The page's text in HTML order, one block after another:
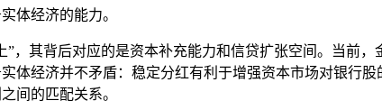
体经济的能力。
”，其背后对应的是资本补充能力和信贷扩张空间。当前
实体经济并不矛盾：稳定分红有利于增强资本市场对银
间的匹配关系。